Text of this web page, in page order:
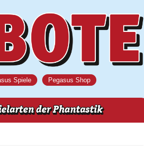
Spiele Pegasus Shop